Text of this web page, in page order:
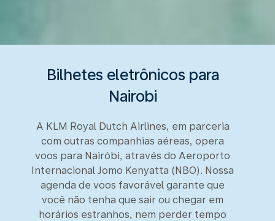
Bilhetes eletrônicos para
Nairobi
A KLM Royal Dutch Airlines, em parceria
com outras companhias aéreas, opera
voos para Nairóbi, através do Aeroporto
Internacional Jomo Kenyatta (NBO). Nossa
agenda de voos favorável garante que
você não tenha que sair ou chegar em
horários estranhos, nem perder tempo